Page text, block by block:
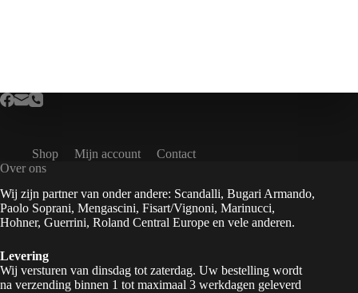
Shop Mijn account
Contact
Over ons
Wij zijn partner van onder andere: Scandalli, Bugari Armando,
Paolo Soprani, Mengascini, Fisart/Vignoni, Marinucci,
Hohner, Guerrini, Roland Central Europe en vele anderen.
Levering
Wij versturen van dinsdag tot zaterdag. Uw bestelling wordt
na verzending binnen 1 tot maximaal 3 werkdagen geleverd